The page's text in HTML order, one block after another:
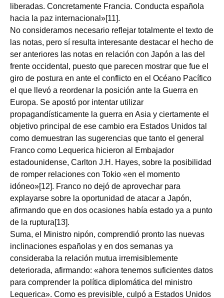
liberadas. Concretamente Francia. Conducta española
hacia la paz internacional»[11].
No consideramos necesario reflejar totalmente el texto de
las notas, pero sí resulta interesante destacar el hecho de
ser anteriores las notas en relación con Japón a las del
frente occidental, puesto que parecen mostrar que fue el
giro de postura en ante el conflicto en el Océano Pacífico
el que llevó a reordenar la posición ante la Guerra en
Europa. Se apostó por intentar utilizar
propagandísticamente la guerra en Asia y ciertamente el
objetivo principal de ese cambio era Estados Unidos tal
como demuestran las sugerencias que tanto el general
Franco como Lequerica hicieron al Embajador
estadounidense, Carlton J.H. Hayes, sobre la posibilidad
de romper relaciones con Tokio «en el momento
idóneo»[12]. Franco no dejó de aprovechar para
explayarse sobre la oportunidad de atacar a Japón,
afirmando que en dos ocasiones había estado ya a punto
de la ruptura[13].
Suma, el Ministro nipón, comprendió pronto las nuevas
inclinaciones españolas y en dos semanas ya
consideraba la relación mutua irremisiblemente
deteriorada, afirmando: «ahora tenemos suficientes datos
para comprender la política diplomática del ministro
Lequerica». Como es previsible, culpó a Estados Unidos